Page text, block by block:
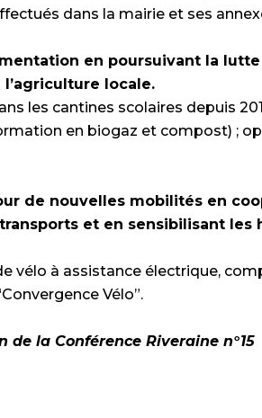
dans la mairie et ses
en poursuivant la
locale.
les cantines scolaires depuis
en biogaz et compost) ;
de nouvelles mobilités en
et en sensibilisant les
vélo à assistance électrique,
Vélo”.
de la Conférence Riveraine n°15